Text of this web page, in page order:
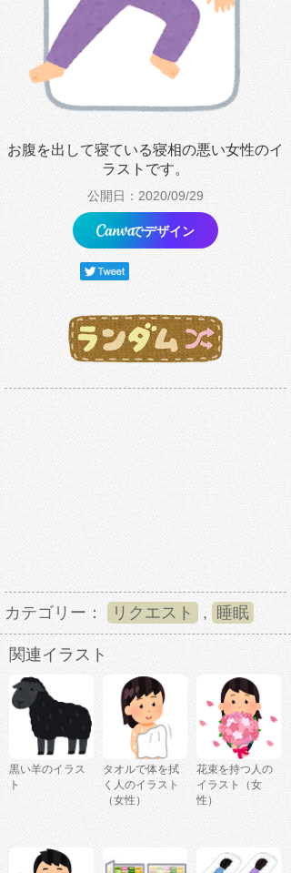
お腹を出して寝ている寝相の悪い女性のイ
ラストです。
公開日：2020/09/29
でデザイン
カテゴリー： リクエスト , 睡眠
関連イラスト
黒い羊のイラス
ト
タオルで体を拭
く人のイラスト
（女性）
花束を持つ人の
イラスト（女
性）